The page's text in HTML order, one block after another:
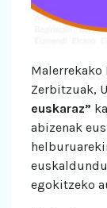
Malerrekako
Zerbitzuak,
euskaraz”
abizenak
egokitzeko